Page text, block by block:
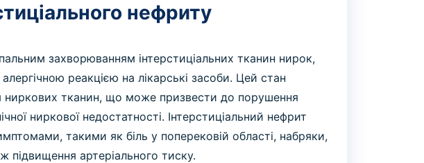
нефриту
захворюванням інтерстиціальних тканин нирок,
реакцією на лікарські засоби. Цей стан
ниркових тканин, що може призвести до порушення
ниркової недостатності. Інтерстиціальний нефрит
такими як біль у поперековій області, набряки,
підвищення артеріального тиску.